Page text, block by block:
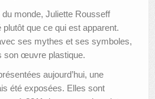
monde, Juliette Rousseff
que ce qui est apparent.
ses mythes et ses symboles,
son œuvre plastique.
aujourd’hui, une
été exposées. Elles sont